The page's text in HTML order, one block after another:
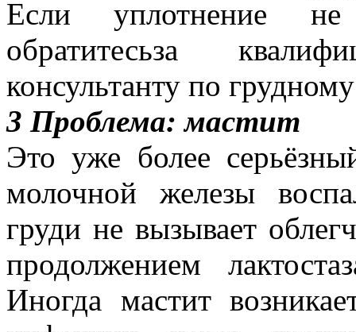
Если уплотнение
обратитесьза
консультанту по
3 Проблема: мастит
Это уже более
молочной железы
груди не вызывает
продолжением
Иногда мастит